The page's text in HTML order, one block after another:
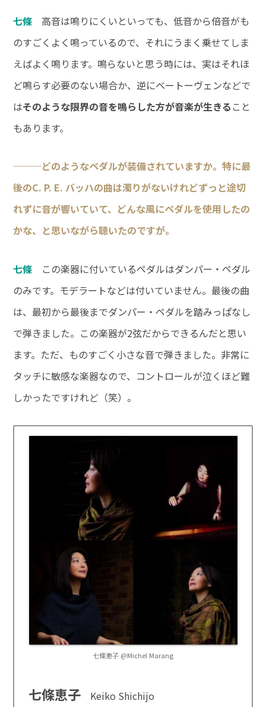
七條 高音は鳴りにくいといっても、低音から倍音がも
のすごくよく鳴っているので、それにうまく乗せてしま
えばよく鳴ります。鳴らないと思う時には、実はそれほ
ど鳴らす必要のない場合か、逆にベートーヴェンなどで
はそのような限界の音を鳴らした方が音楽が生きる こと
もあります。
───どのようなペダルが装備されていますか。特に最
後のC. P. E. バッハの曲は濁りがないけれどずっと途切
れずに音が響いていて、どんな風にペダルを使用したの
かな、と思いながら聴いたのですが。
七條 この楽器に付いているペダルはダンパー・ペダル
のみです。モデラートなどは付いていません。最後の曲
は、最初から最後までダンパー・ペダルを踏みっぱなし
で弾きました。この楽器が2弦だからできるんだと思い
ます。ただ、ものすごく小さな音で弾きました。非常に
タッチに敏感な楽器なので、コントロールが泣くほど難
しかったですけれど（笑）。
七條恵子 @Michel Marang
七條恵子 Keiko Shichijo